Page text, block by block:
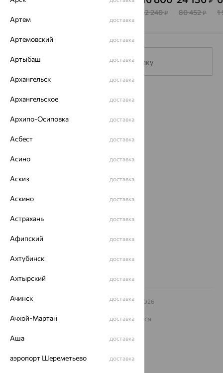
Ringo
Brilliant
Style
602 240₽
Delta
80 452₽ 1
Подписаться на рассылку
Каталог
Акции
Магазины
ул. Зегеля, 27/2
8 (800) 250-02-30
© ООО «Ювелирный дом «Кристалл»,2009 – 2026
На информационном ресурсе применяются
ОГРН 1044800168379
Разработка сайта —
Артем доставка
Артемовский доставка
Артыбаш доставка
Архангельск доставка
Архангельское доставка
Архипо-Осиповка доставка
Асбест доставка
Асино доставка
Аскиз доставка
Аскино доставка
Астрахань доставка
Афипский доставка
Ахтубинск доставка
Ахтырский доставка
Ачинск доставка
Ачхой-Мартан доставка
Аша доставка
аэропорт Шереметьево доставка